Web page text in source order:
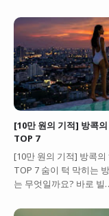
[10만 원의 기적] 방콕
TOP 7
[10만 원의 기적] 방콕
TOP 7 숨이 턱 막히는
는 무엇일까요? 바로 빌